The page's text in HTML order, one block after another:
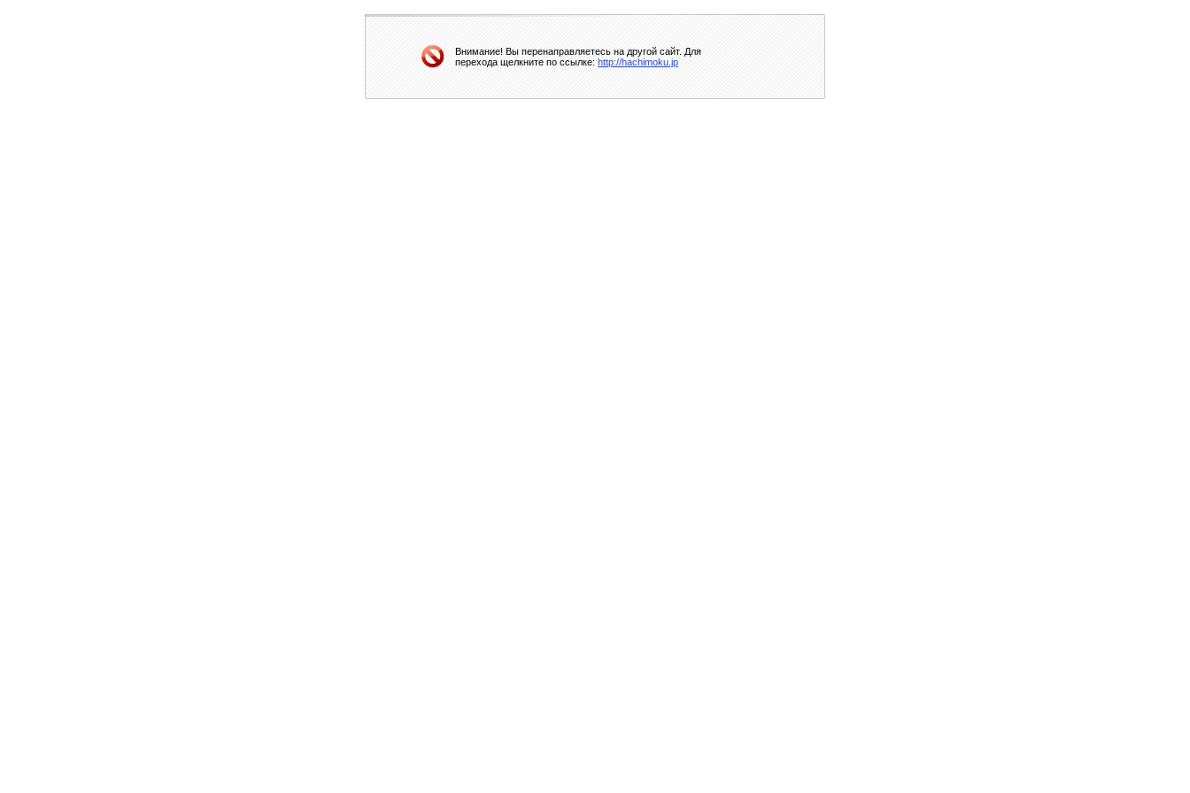
Внимание! Вы перенаправляетесь на другой сайт. Для
перехода щелкните по ссылке: http://hachimoku.jp